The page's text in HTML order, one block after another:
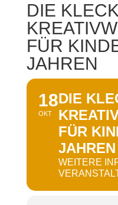
DIE
FÜR
JAHREN
18
OKT
DIE
FÜR
JAHREN
WEITERE